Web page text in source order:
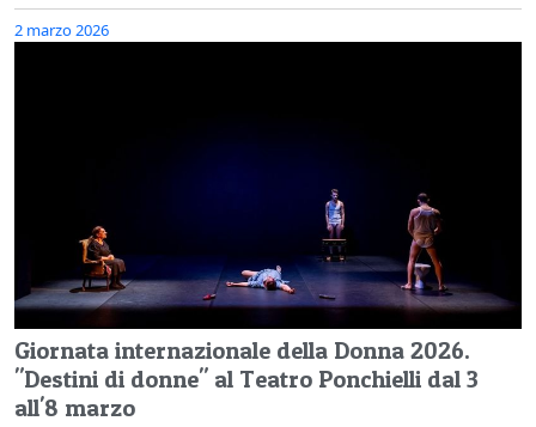
2 marzo 2026
Giornata internazionale della Donna 2026.
"Destini di donne" al Teatro Ponchielli dal 3
all'8 marzo